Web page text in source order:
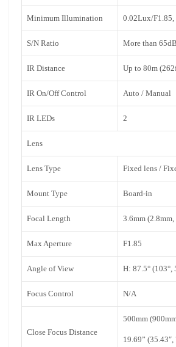
Minimum Illumination 0.02Lux/
S/N Ratio More than 65dB
IR Distance Up to 80m
IR On/Off Control Auto / Manual
IR LEDs 2
Lens
Lens Type Fixed lens /
Mount Type Board-in
Focal Length 3.6mm
Max Aperture F1.85
Angle of View H: 87.5° (103°,
Focus Control N/A
Close Focus Distance
500mm
19.69” (35.43″,